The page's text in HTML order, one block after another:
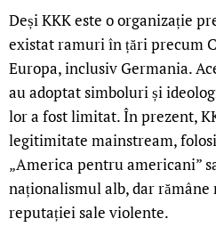
Deși KKK este o organizație
existat ramuri în țări precum
Europa, inclusiv Germania.
au adoptat simboluri și
lor a fost limitat. În prezent,
legitimitate mainstream,
„America pentru americani”
naționalismul alb, dar
reputației sale violente.